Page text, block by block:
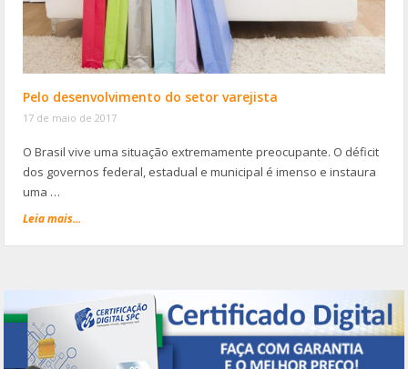
Pelo desenvolvimento do setor varejista
17 de maio de 2017
O Brasil vive uma situação extremamente preocupante. O déficit
dos governos federal, estadual e municipal é imenso e instaura
uma …
Leia mais...